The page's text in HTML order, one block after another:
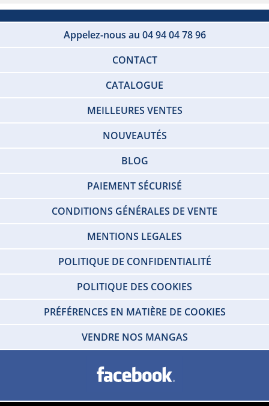
Appelez-nous au 04 94 04 78 96
CONTACT
CATALOGUE
MEILLEURES VENTES
NOUVEAUTÉS
BLOG
PAIEMENT SÉCURISÉ
CONDITIONS GÉNÉRALES DE VENTE
MENTIONS LEGALES
POLITIQUE DE CONFIDENTIALITÉ
POLITIQUE DES COOKIES
PRÉFÉRENCES EN MATIÈRE DE COOKIES
VENDRE NOS MANGAS